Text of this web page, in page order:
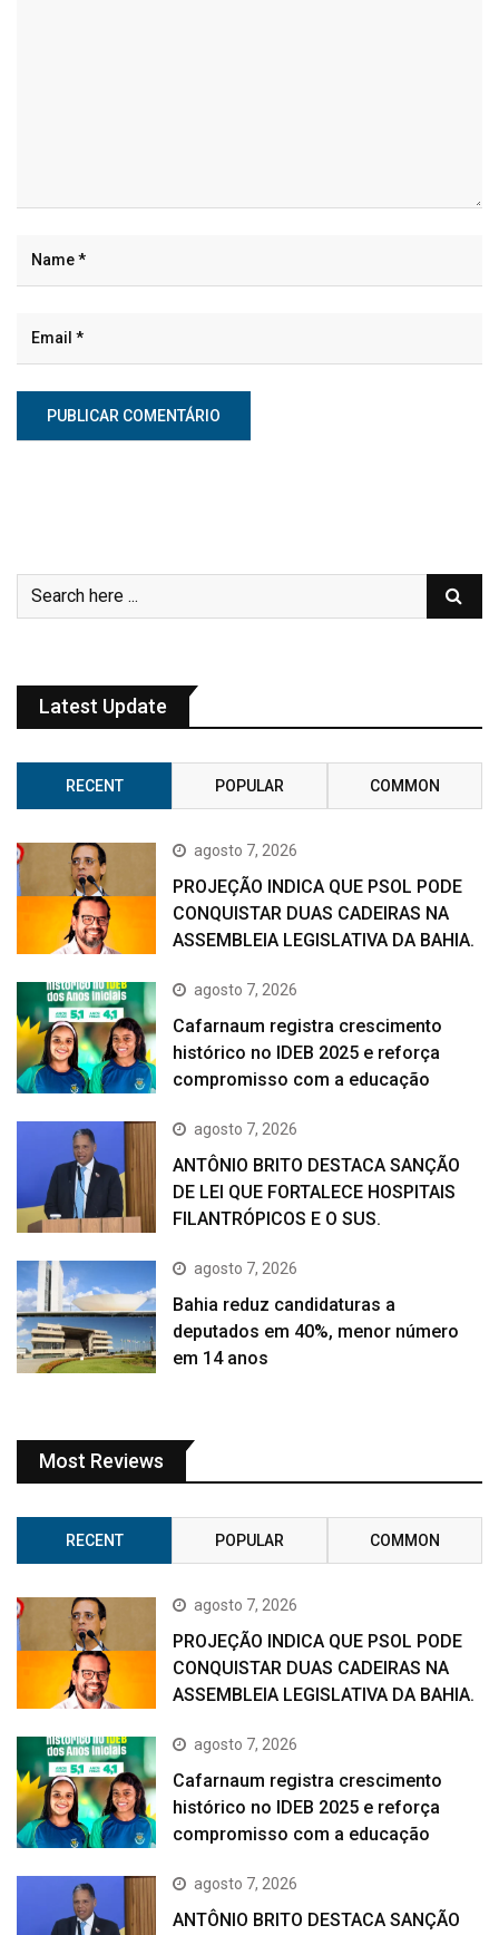
Latest Update
RECENT POPULAR COMMON
agosto 7, 2026
PROJEÇÃO INDICA QUE PSOL PODE
CONQUISTAR DUAS CADEIRAS NA
ASSEMBLEIA LEGISLATIVA DA BAHIA.
agosto 7, 2026
Cafarnaum registra crescimento
histórico no IDEB 2025 e reforça
compromisso com a educação
agosto 7, 2026
ANTÔNIO BRITO DESTACA SANÇÃO
DE LEI QUE FORTALECE HOSPITAIS
FILANTRÓPICOS E O SUS.
agosto 7, 2026
Bahia reduz candidaturas a
deputados em 40%, menor número
em 14 anos
Most Reviews
RECENT POPULAR COMMON
agosto 7, 2026
PROJEÇÃO INDICA QUE PSOL PODE
CONQUISTAR DUAS CADEIRAS NA
ASSEMBLEIA LEGISLATIVA DA BAHIA.
agosto 7, 2026
Cafarnaum registra crescimento
histórico no IDEB 2025 e reforça
compromisso com a educação
agosto 7, 2026
ANTÔNIO BRITO DESTACA SANÇÃO